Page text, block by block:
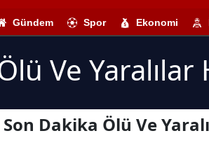
Gündem Spor Ekonomi
Ve
Son Dakika Ölü Ve